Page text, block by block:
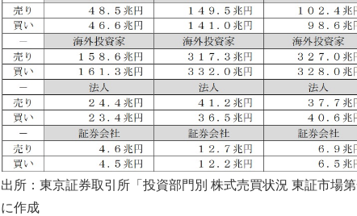
出所：東京証券取引所「投資部門別 株式売買状況 東証市場
に作成